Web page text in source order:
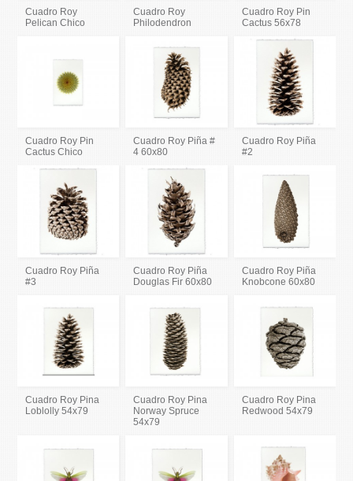
Cuadro Roy
Pelican Chico
Cuadro Roy
Philodendron
Cuadro Roy Pin
Cactus 56x78
Cuadro Roy Pin
Cactus Chico
Cuadro Roy Piña #
4 60x80
Cuadro Roy Piña
#2
Cuadro Roy Piña
#3
Cuadro Roy Piña
Douglas Fir 60x80
Cuadro Roy Piña
Knobcone 60x80
Cuadro Roy Pina
Loblolly 54x79
Cuadro Roy Pina
Norway Spruce
54x79
Cuadro Roy Pina
Redwood 54x79